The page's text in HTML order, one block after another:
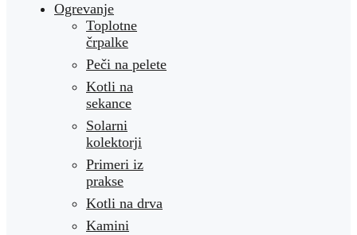
Ogrevanje
Toplotne
črpalke
Peči na pelete
Kotli na
sekance
Solarni
kolektorji
Primeri iz
prakse
Kotli na drva
Kamini